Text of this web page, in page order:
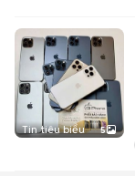
Tin tiêu biểu 5